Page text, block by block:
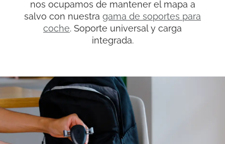
nos ocupamos de mantener el mapa a
salvo con nuestra gama de soportes para
coche. Soporte universal y carga
integrada.